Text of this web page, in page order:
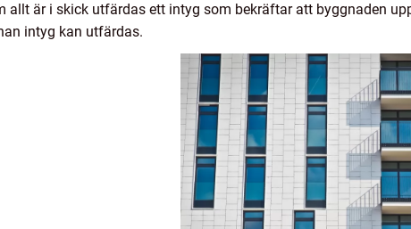
allt är i skick utfärdas ett intyg som bekräftar att byggnaden
intyg kan utfärdas.